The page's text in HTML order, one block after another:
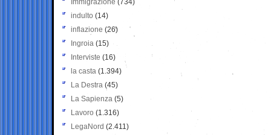
Immigrazione (734)
indulto (14)
inflazione (26)
Ingroia (15)
Interviste (16)
la casta (1.394)
La Destra (45)
La Sapienza (5)
Lavoro (1.316)
LegaNord (2.411)